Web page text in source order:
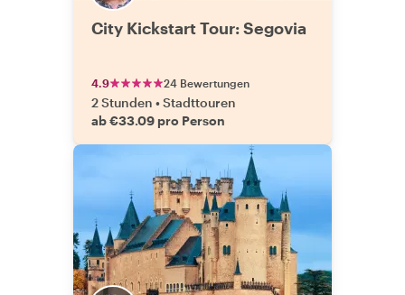
City Kickstart Tour: Segovia
4.9 24 Bewertungen
2 Stunden •Stadttouren
ab €33.09 pro Person